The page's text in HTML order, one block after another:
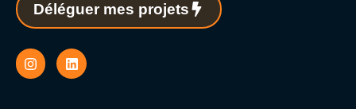
Déléguer mes projets